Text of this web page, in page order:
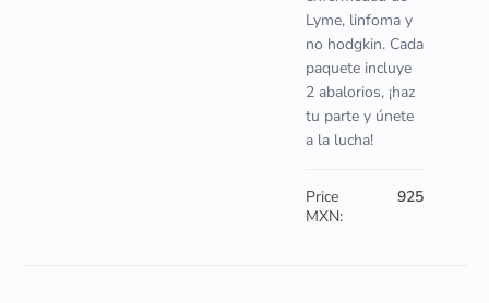
Lyme, linfoma y
no hodgkin. Cada
paquete incluye
2 abalorios, ¡haz
tu parte y únete
a la lucha!
Price
MXN:
925